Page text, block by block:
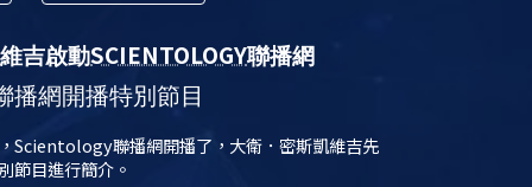
吉啟動SCIENTOLOGY聯播網
播網開播特別節目
Scientology聯播網開播了，大衛．密斯凱維吉先
節目進行簡介。